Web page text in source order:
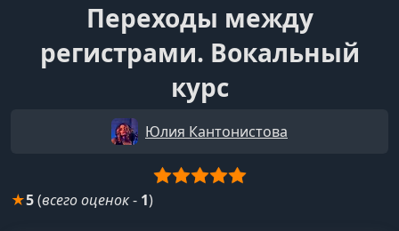
Переходы между
регистрами. Вокальный
курс
Юлия Кантонистова
★5(всего оценок- 1)